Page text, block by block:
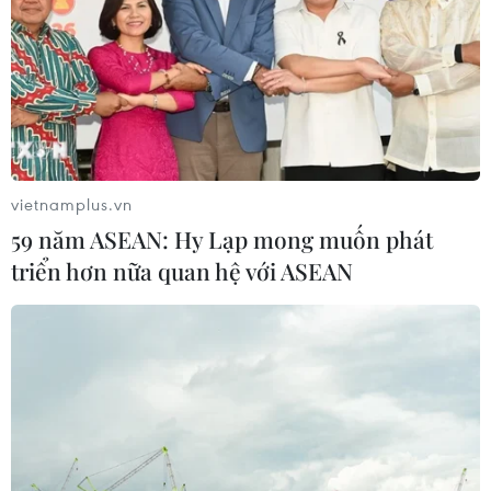
CƠ QUAN CHỦ QUẢN: THÔNG TẤN XÃ VIỆT NAM
Tổng Biên tập: TRẦN TIẾN DUẨN
Phó Tổng Biên tập: NGUYỄN THỊ TÁM, KHÚC THANH
THỦY
Sở hữu trí tuệ
Quy định sử dụng
RSS
Ngôn ngữ
TTXVN
Giấy phép số: 1374/GP-BTTTT do Bộ Thông tin và Truyền thông
cấp ngày 11/9/2008.
vietnamplus.vn
59 năm ASEAN: Hy Lạp mong muốn phát
triển hơn nữa quan hệ với ASEAN